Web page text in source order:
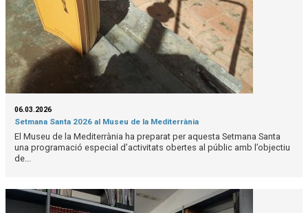
06.03.2026
Setmana Santa 2026 al Museu de la Mediterrània
El Museu de la Mediterrània ha preparat per aquesta Setmana Santa
una programació especial d’activitats obertes al públic amb l’objectiu
de...